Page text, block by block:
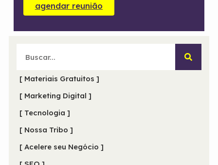
agendar reunião
[ Materiais Gratuitos ]
[ Marketing Digital ]
[ Tecnologia ]
[ Nossa Tribo ]
[ Acelere seu Negócio ]